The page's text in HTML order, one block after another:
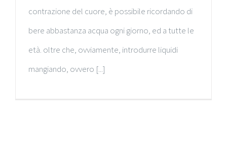
contrazione del cuore, è possibile ricordando di
bere abbastanza acqua ogni giorno, ed a tutte le
età. oltre che, ovviamente, introdurre liquidi
mangiando, ovvero [...]